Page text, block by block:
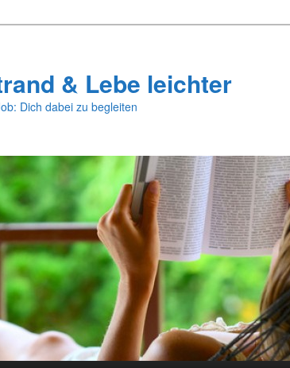
& Lebe leichter
Dich dabei zu begleiten